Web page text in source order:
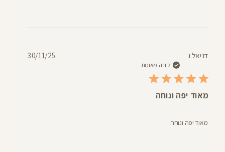
דניאל ו.
קונה מאומת
מאוד יפה ונוחה
מאוד יפה ונוחה
תאריך30/11/25